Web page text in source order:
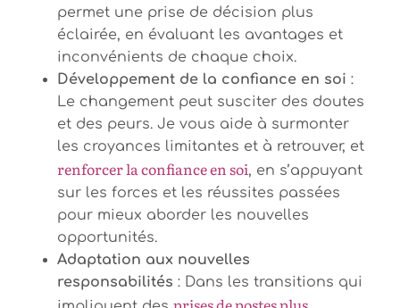
permet une prise de décision plus
éclairée, en évaluant les avantages et
inconvénients de chaque choix.
Développement de la confiance en soi :
Le changement peut susciter des doutes
et des peurs. Je vous aide à surmonter
les croyances limitantes et à retrouver, et
renforcer la confiance en soi, en s’appuyant
sur les forces et les réussites passées
pour mieux aborder les nouvelles
opportunités.
Adaptation aux nouvelles
responsabilités : Dans les transitions qui